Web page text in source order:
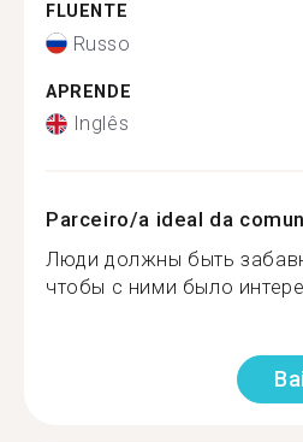
FLUENTE
Russo
APRENDE
Inglês
Parceiro/a ideal da
Люди должны быть
чтобы с ними было